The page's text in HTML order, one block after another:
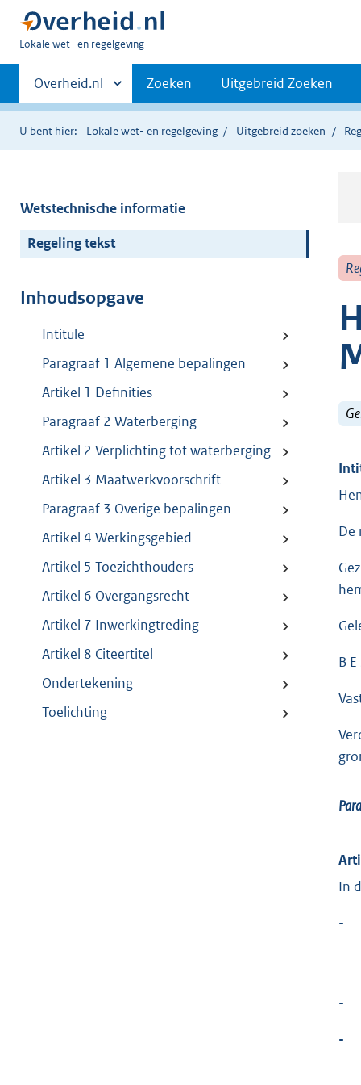
U
hier:
Lokale wet- en regelgeving
Primaire
navigatie
Andere
sites
binnen
Overheid.nl Zoeken Uitgebreid Zoeken
U bent hier: Lokale wet- en regelgeving Uitgebreid zoeken
Wetstechnische informatie
Regeling tekst
Inhoudsopgave
Intitule
Paragraaf 1 Algemene bepalingen
Artikel 1 Definities
Paragraaf 2 Waterberging
Artikel 2 Verplichting tot waterberging
Artikel 3 Maatwerkvoorschrift
Paragraaf 3 Overige bepalingen
Artikel 4 Werkingsgebied
Artikel 5 Toezichthouders
Artikel 6 Overgangsrecht
Artikel 7 Inwerkingtreding
Artikel 8 Citeertitel
Ondertekening
Toelichting
De
B
In
-
-
-